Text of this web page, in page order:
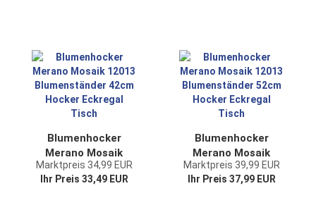
Pflanzenständer
Groß
Blumenhocker
Merano Mosaik
12013
Blumenständer
Marktpreis 34,99 EUR
Ihr Preis 33,49 EUR
Blumenhocker
Merano Mosaik
12013
Blumenständer
Marktpreis 39,99 EUR
Ihr Preis 37,99 EUR